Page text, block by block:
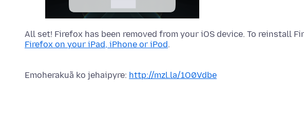
All set! Firefox has been removed from your iOS device. To reinstall
Firefox on your iPad, iPhone or iPod.
Emoherakuã ko jehaipyre: http://mzl.la/1O0Vdbe